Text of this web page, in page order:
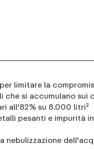
limitare la
che si accumulano sui
all'82% su 8.000 litri²
pesanti e impurità
nebulizzazione